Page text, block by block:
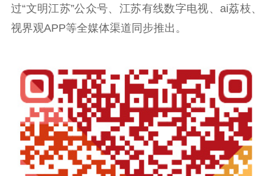
过“文明江苏”公众号、江苏有线数字电视、ai荔枝、
视界观APP等全媒体渠道同步推出。